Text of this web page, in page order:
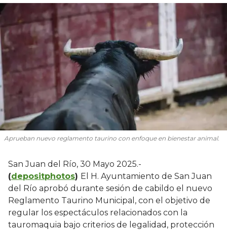
Aprueban nuevo reglamento taurino con enfoque en bienestar animal.
San Juan del Río, 30 Mayo 2025.-
(depositphotos) El H. Ayuntamiento de San Juan
del Río aprobó durante sesión de cabildo el nuevo
Reglamento Taurino Municipal, con el objetivo de
regular los espectáculos relacionados con la
tauromaquia bajo criterios de legalidad, protección